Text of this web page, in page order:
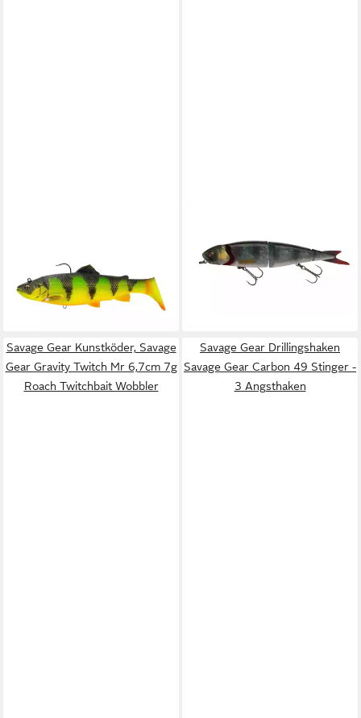
ab 8,99 €
lieferbar - in 2-3 Werktagen bei dir
+3
Swim N Jerk
ab 15,99 €
lieferbar - in 2-3 Werktagen bei dir
Savage Gear Kunstköder, Savage
Gear Gravity Twitch Mr 6,7cm 7g
Roach Twitchbait Wobbler
Savage Gear Drillingshaken
Savage Gear Carbon 49 Stinger -
3 Angsthaken